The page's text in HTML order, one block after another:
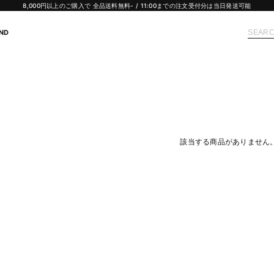
8,000円以上のご購入で 全品送料無料- / 11:00までの注文受付分は当日発送可能
該当する商品がありません